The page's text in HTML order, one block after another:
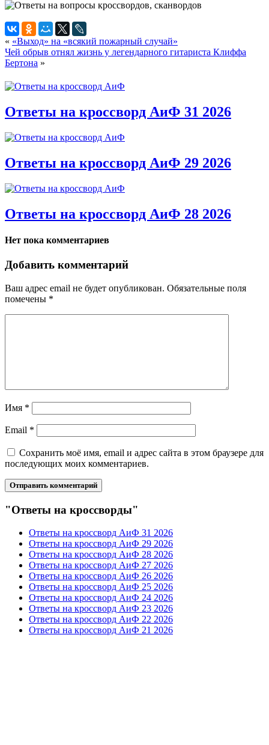
« «Выход» на «всякий пожарный случай»
Чей обрыв отнял жизнь у легендарного гитариста Клиффа
Бертона »
Ответы на кроссворд АиФ 31 2026
Ответы на кроссворд АиФ 29 2026
Ответы на кроссворд АиФ 28 2026
Нет пока комментариев
Добавить комментарий
Ваш адрес email не будет опубликован. Обязательные поля
помечены *
Имя *
Email *
Сохранить моё имя, email и адрес сайта в этом браузере для
последующих моих комментариев.
"Ответы на кроссворды"
Ответы на кроссворд АиФ 31 2026
Ответы на кроссворд АиФ 29 2026
Ответы на кроссворд АиФ 28 2026
Ответы на кроссворд АиФ 27 2026
Ответы на кроссворд АиФ 26 2026
Ответы на кроссворд АиФ 25 2026
Ответы на кроссворд АиФ 24 2026
Ответы на кроссворд АиФ 23 2026
Ответы на кроссворд АиФ 22 2026
Ответы на кроссворд АиФ 21 2026